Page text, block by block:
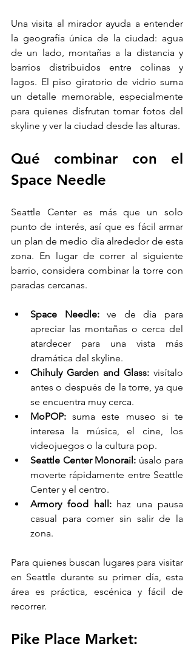
Una visita al mirador ayuda a entender
la geografía única de la ciudad: agua
de un lado, montañas a la distancia y
barrios distribuidos entre colinas y
lagos. El piso giratorio de vidrio suma
un detalle memorable, especialmente
para quienes disfrutan tomar fotos del
skyline y ver la ciudad desde las alturas.
Qué combinar con el
Space Needle
Seattle Center es más que un solo
punto de interés, así que es fácil armar
un plan de medio día alrededor de esta
zona. En lugar de correr al siguiente
barrio, considera combinar la torre con
paradas cercanas.
Space Needle: ve de día para
apreciar las montañas o cerca del
atardecer para una vista más
dramática del skyline.
Chihuly Garden and Glass: visítalo
antes o después de la torre, ya que
se encuentra muy cerca.
MoPOP: suma este museo si te
interesa la música, el cine, los
videojuegos o la cultura pop.
Seattle Center Monorail: úsalo para
moverte rápidamente entre Seattle
Center y el centro.
Armory food hall: haz una pausa
casual para comer sin salir de la
zona.
Para quienes buscan lugares para visitar
en Seattle durante su primer día, esta
área es práctica, escénica y fácil de
recorrer.
Pike Place Market: